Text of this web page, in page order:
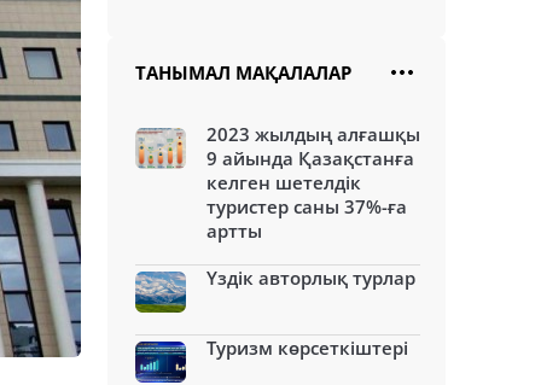
ТАНЫМАЛ МАҚАЛАЛАР
2023 жылдың алғашқы
9 айында Қазақстанға
келген шетелдік
туристер саны 37%-ға
артты
Үздік авторлық турлар
Туризм көрсеткіштері